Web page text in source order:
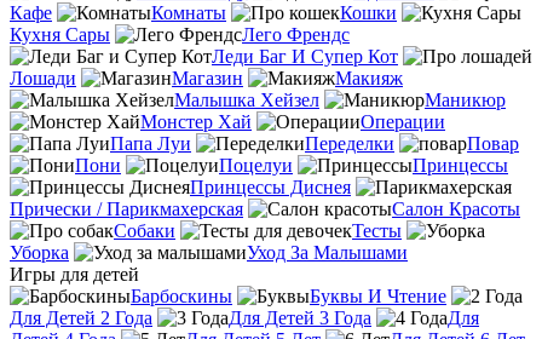
Кафе
Комнаты
Кошки
Кухня Сары
Лего Френдс
Леди Баг И Супер Кот
Лошади
Магазин
Макияж
Малышка Хейзел
Маникюр
Монстер Хай
Операции
Папа Луи
Переделки
Повар
Пони
Поцелуи
Принцессы
Принцессы Диснея
Прически / Парикмахерская
Салон Красоты
Собаки
Тесты
Уборка
Уход За Малышами
Игры для детей
Барбоскины
Буквы И Чтение
Для Детей 2 Года
Для Детей 3 Года
Для